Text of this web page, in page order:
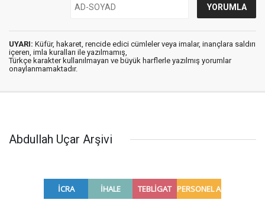
UYARI: Küfür, hakaret, rencide edici cümleler veya imalar, inançlara saldırı
içeren, imla kuralları ile yazılmamış,
Türkçe karakter kullanılmayan ve büyük harflerle yazılmış yorumlar
onaylanmamaktadır.
Abdullah Uçar Arşivi